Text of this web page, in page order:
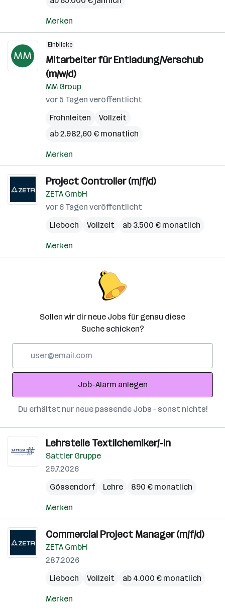
Merken
Einblicke
Mitarbeiter für Entladung/Verschub
(m/w/d)
MM Group
vor 5 Tagen veröffentlicht
Frohnleiten
Vollzeit
ab 2.982,60 € monatlich
Merken
Project Controller (m/f/d)
ZETA GmbH
vor 6 Tagen veröffentlicht
Lieboch
Vollzeit ab 3.500 € monatlich
Merken
Sollen wir dir neue Jobs für genau diese
Suche schicken?
Adresse
Job-Alarm anlegen
Du erhältst nur neue passende Jobs – sonst nichts!
Lehrstelle Textilchemiker/-in
Sattler Gruppe
29.7.2026
Gössendorf
Lehre 890 € monatlich
Merken
Commercial Project Manager (m/f/d)
ZETA GmbH
28.7.2026
Lieboch
Vollzeit ab 4.000 € monatlich
Merken